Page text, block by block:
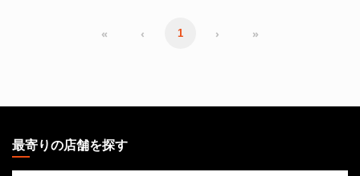
« ‹ 1 › »
THE
GATHERING
最寄りの店舗を探す